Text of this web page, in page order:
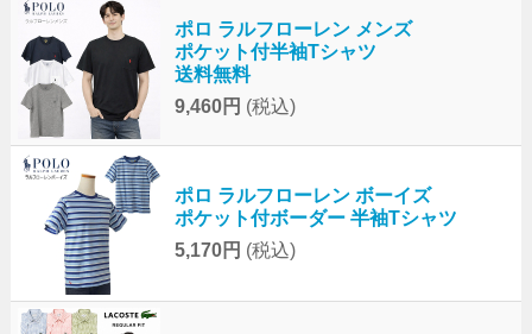
ポロ ラルフローレン メンズ
ポケット付半袖Tシャツ
送料無料
9,460円 (税込)
ポロ ラルフローレン ボーイズ
ポケット付ボーダー 半袖Tシャツ
5,170円 (税込)